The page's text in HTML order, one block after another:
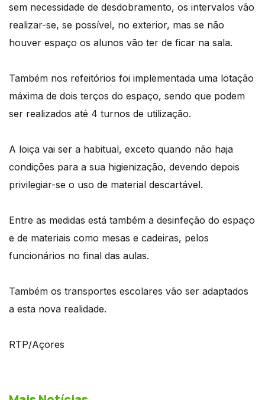
sem necessidade de desdobramento, os intervalos vão
realizar-se, se possível, no exterior, mas se não
houver espaço os alunos vão ter de ficar na sala.
Também nos refeitórios foi implementada uma lotação
máxima de dois terços do espaço, sendo que podem
ser realizados até 4 turnos de utilização.
A loiça vai ser a habitual, exceto quando não haja
condições para a sua higienização, devendo depois
privilegiar-se o uso de material descartável.
Entre as medidas está também a desinfeção do espaço
e de materiais como mesas e cadeiras, pelos
funcionários no final das aulas.
Também os transportes escolares vão ser adaptados
a esta nova realidade.
RTP/Açores